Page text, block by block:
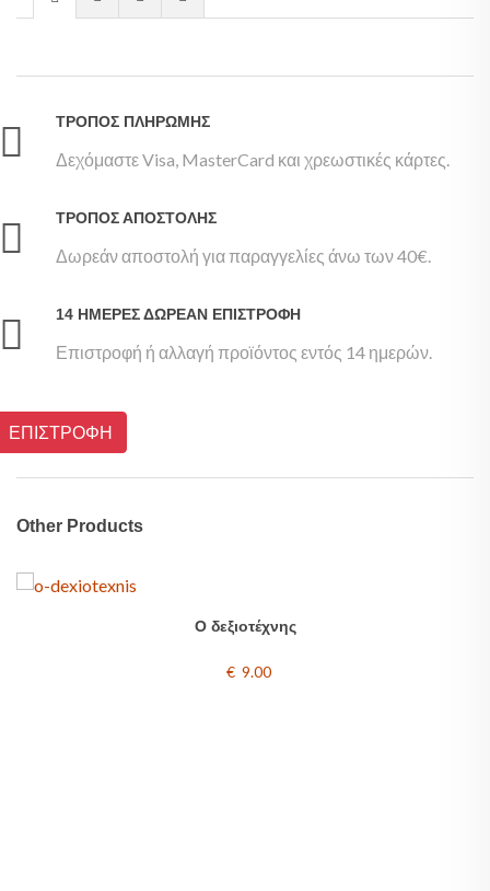
ΤΡΌΠΟΣ ΠΛΗΡΩΜΉΣ
Δεχόμαστε Visa, MasterCard και χρεωστικές κάρτες.
ΤΡΌΠΟΣ ΑΠΟΣΤΟΛΉΣ
Δωρεάν αποστολή για παραγγελίες άνω των 40€.
14 ΗΜΈΡΕΣ ΔΩΡΕΆΝ ΕΠΙΣΤΡΟΦΉ
Επιστροφή ή αλλαγή προϊόντος εντός 14 ημερών.
ΕΠΙΣΤΡΟΦΗ
Other Products
Ο δεξιοτέχνης
€ 9.00